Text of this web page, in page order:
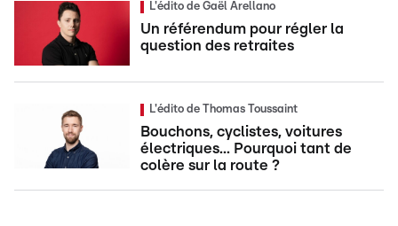
L'édito de Gaël Arellano
Un référendum pour régler la
question des retraites
L'édito de Thomas Toussaint
Bouchons, cyclistes, voitures
électriques... Pourquoi tant de
colère sur la route ?